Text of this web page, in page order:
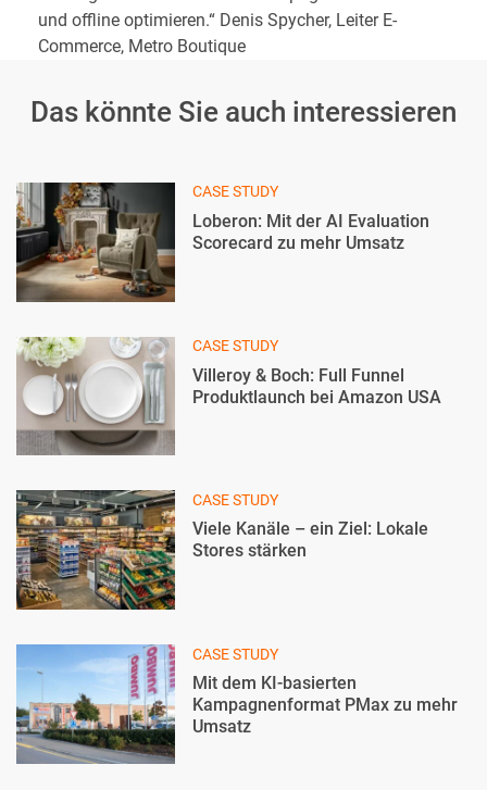
und offline optimieren.“ Denis Spycher, Leiter E-
Commerce, Metro Boutique
Das könnte Sie auch interessieren
CASE STUDY
Loberon: Mit der AI Evaluation
Scorecard zu mehr Umsatz
CASE STUDY
Villeroy & Boch: Full Funnel
Produktlaunch bei Amazon USA
CASE STUDY
Viele Kanäle – ein Ziel: Lokale
Stores stärken
CASE STUDY
Mit dem KI-basierten
Kampagnenformat PMax zu mehr
Umsatz